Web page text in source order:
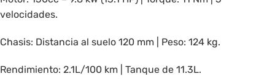
velocidades.
Chasis: Distancia al suelo 120 mm | Peso: 124 kg.
Rendimiento: 2.1L/100 km | Tanque de 11.3L.